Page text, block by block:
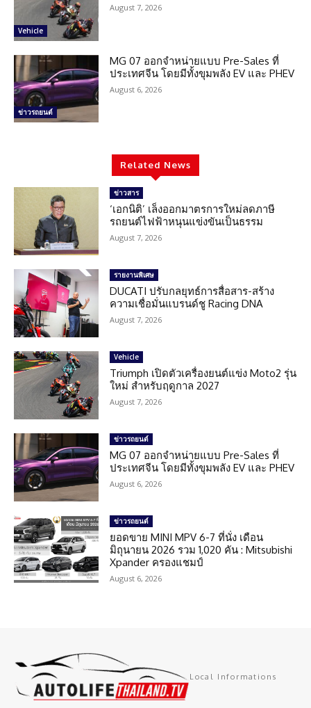
Vehicle
August 7, 2026
ข่าวรถยนต์
MG 07 ออกจำหน่ายแบบ Pre-Sales ที่
ประเทศจีน โดยมีทั้งขุมพลัง EV และ PHEV
August 6, 2026
Related News
ข่าวสาร
‘เอกนิติ’ เล็งออกมาตรการใหม่ลดภาษี
รถยนต์ไฟฟ้าหนุนแข่งขันเป็นธรรม
August 7, 2026
รายงานพิเศษ
DUCATI ปรับกลยุทธ์การสื่อสาร-สร้าง
ความเชื่อมั่นแบรนด์ชู Racing DNA
August 7, 2026
Vehicle
Triumph เปิดตัวเครื่องยนต์แข่ง Moto2 รุ่น
ใหม่ สำหรับฤดูกาล 2027
August 7, 2026
ข่าวรถยนต์
MG 07 ออกจำหน่ายแบบ Pre-Sales ที่
ประเทศจีน โดยมีทั้งขุมพลัง EV และ PHEV
August 6, 2026
ข่าวรถยนต์
ยอดขาย MINI MPV 6-7 ที่นั่ง เดือน
มิถุนายน 2026 รวม 1,020 คัน : Mitsubishi
Xpander ครองแชมป์
August 6, 2026
Local Informations